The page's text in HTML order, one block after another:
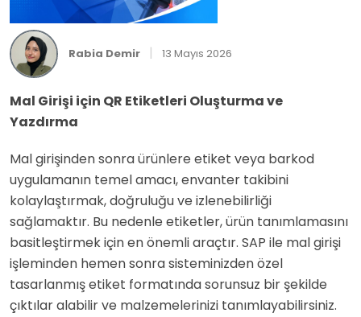
Rabia Demir | 13 Mayıs 2026
Mal Girişi için QR Etiketleri Oluşturma ve
Yazdırma
Mal girişinden sonra ürünlere etiket veya barkod
uygulamanın temel amacı, envanter takibini
kolaylaştırmak, doğruluğu ve izlenebilirliği
sağlamaktır. Bu nedenle etiketler, ürün tanımlamasını
basitleştirmek için en önemli araçtır. SAP ile mal girişi
işleminden hemen sonra sisteminizden özel
tasarlanmış etiket formatında sorunsuz bir şekilde
çıktılar alabilir ve malzemelerinizi tanımlayabilirsiniz.